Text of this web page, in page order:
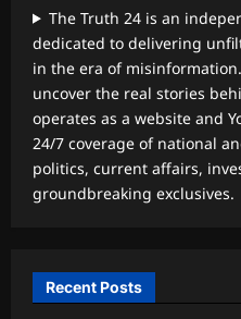
The Truth 24 is an
dedicated to delivering
in the era of
uncover the real stories
operates as a website and
24/7 coverage of national
politics, current affairs,
groundbreaking exclusives.
Recent Posts